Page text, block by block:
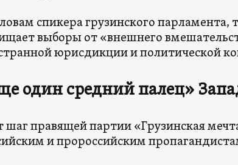
спикера грузинского парламента,
выборы от «внешнего
юрисдикции и политической
один средний палец»
шаг правящей партии «Грузинская
и пророссийским